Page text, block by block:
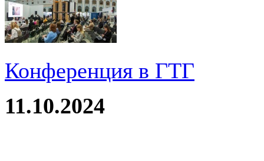
Конференция в ГТГ
11.10.2024